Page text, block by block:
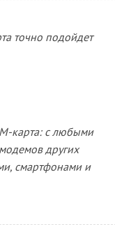
точно подойдет
карта: с любыми
других
смартфонами и